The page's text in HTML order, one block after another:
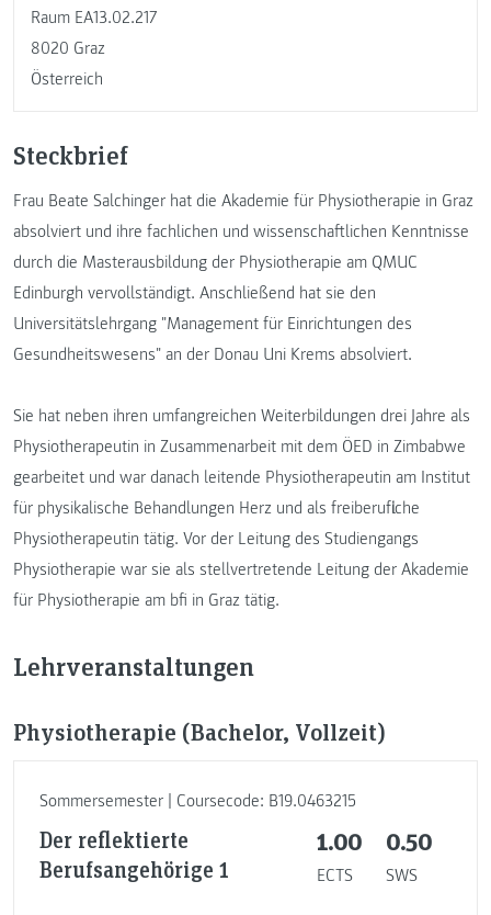
Raum EA13.02.217
8020 Graz
Österreich
Steckbrief
Frau Beate Salchinger hat die Akademie für Physiotherapie in Graz
absolviert und ihre fachlichen und wissenschaftlichen Kenntnisse
durch die Masterausbildung der Physiotherapie am QMUC
Edinburgh vervollständigt. Anschließend hat sie den
Universitätslehrgang "Management für Einrichtungen des
Gesundheitswesens" an der Donau Uni Krems absolviert.
Sie hat neben ihren umfangreichen Weiterbildungen drei Jahre als
Physiotherapeutin in Zusammenarbeit mit dem ÖED in Zimbabwe
gearbeitet und war danach leitende Physiotherapeutin am Institut
für physikalische Behandlungen Herz und als freiberufliche
Physiotherapeutin tätig. Vor der Leitung des Studiengangs
Physiotherapie war sie als stellvertretende Leitung der Akademie
für Physiotherapie am bfi in Graz tätig.
Lehrveranstaltungen
Physiotherapie (Bachelor, Vollzeit)
Sommersemester | Coursecode: B19.0463215
Der reflektierte
Berufsangehörige 1
1.00
ECTS
0.50
SWS